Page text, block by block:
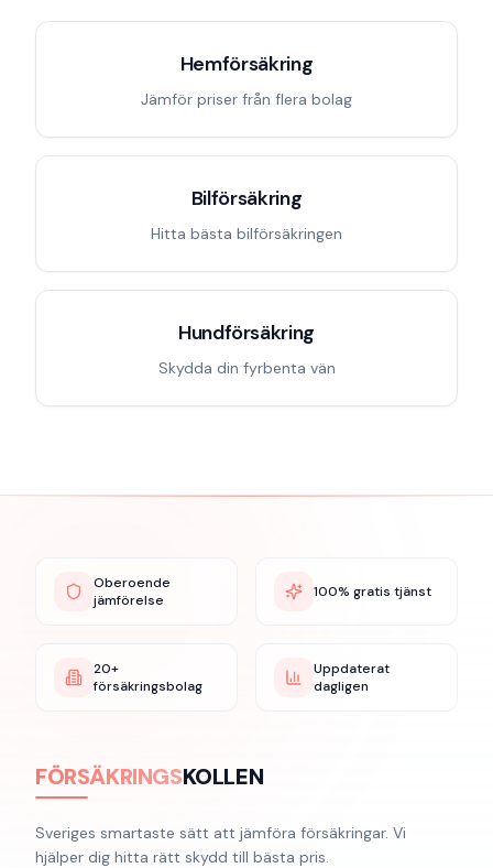
Hemförsäkring
Jämför priser från flera bolag
Bilförsäkring
Hitta bästa bilförsäkringen
Hundförsäkring
Skydda din fyrbenta vän
Oberoende
jämförelse
100% gratis tjänst
20+
försäkringsbolag
Uppdaterat
dagligen
FÖRSÄKRINGSKOLLEN
Sveriges smartaste sätt att jämföra försäkringar. Vi
hjälper dig hitta rätt skydd till bästa pris.